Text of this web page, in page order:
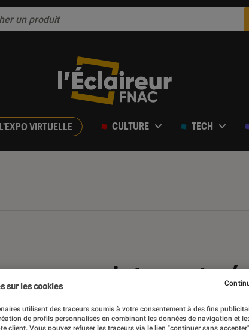
VIRTUELLE CULTURE TECH
maintenant
gratuitement
sur les cookies
utilisent des traceurs soumis à votre consentement à des fins
de profils personnalisés en combinant les données de navigation et
client. Vous pouvez refuser les traceurs via le lien "continuer sans